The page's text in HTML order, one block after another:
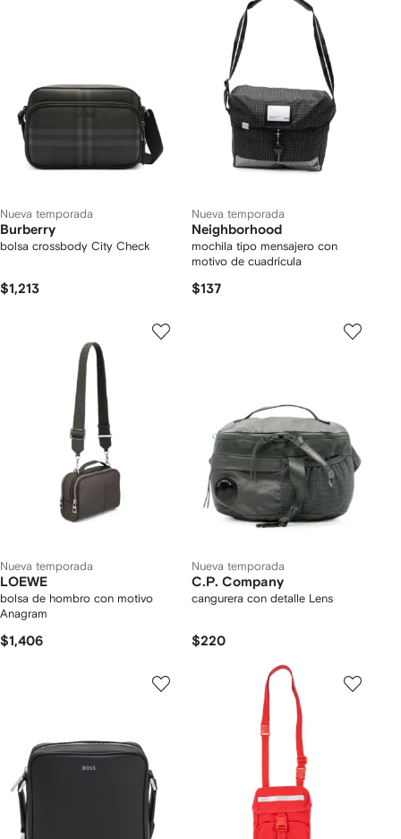
Nueva temporada
Burberry
bolsa crossbody City Check
$1,213
Nueva temporada
Neighborhood
mochila tipo mensajero con
motivo de cuadrícula
$137
Nueva temporada
LOEWE
bolsa de hombro con motivo
Anagram
$1,406
Nueva temporada
C.P. Company
cangurera con detalle Lens
$220